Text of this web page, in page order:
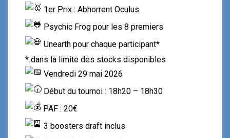
1er Prix : Abhorrent Oculus
Psychic Frog pour les 8 premiers
Unearth pour chaque participant*
* dans la limite des stocks disponibles
Vendredi 29 mai 2026
Début du tournoi : 18h20 – 18h30
PAF : 20€
3 boosters draft inclus